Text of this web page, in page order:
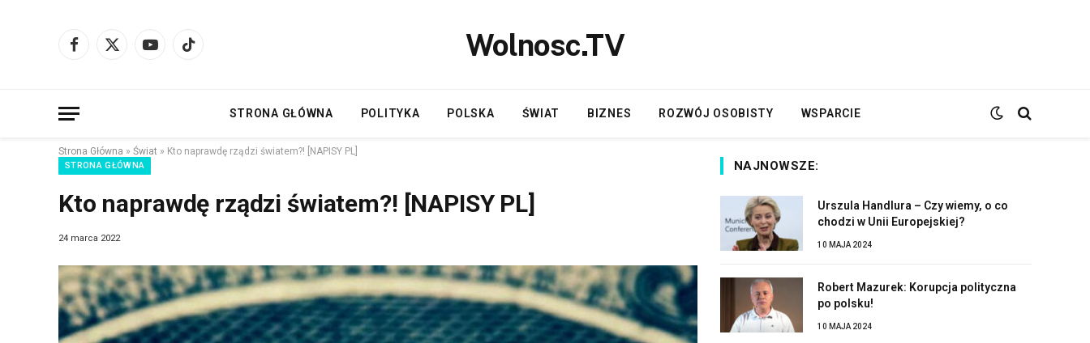
Facebook
X
YouTubeTikTok Wolnosc.TV
STRONA GŁÓWNA POLITYKA POLSKA ŚWIAT BIZNES ROZWÓJ OSOBISTY WSPARCIE
Strona Główna » Świat » Kto naprawdę rządzi światem?! [NAPISY PL]
STRONA GŁÓWNA
Kto naprawdę rządzi światem?! [NAPISY PL]
24 marca 2022
NAJNOWSZE:
Urszula Handlura – Czy wiemy, o co
chodzi w Unii Europejskiej?
10 MAJA 2024
Robert Mazurek: Korupcja polityczna
po polsku!
10 MAJA 2024